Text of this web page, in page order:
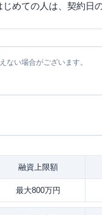
めての人は、契約日
ない場合がございます。
融資上限額
最大800万円